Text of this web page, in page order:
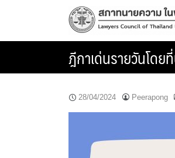
ฎีกาเด่นรายวันโด
28/04/2024 Peerapong